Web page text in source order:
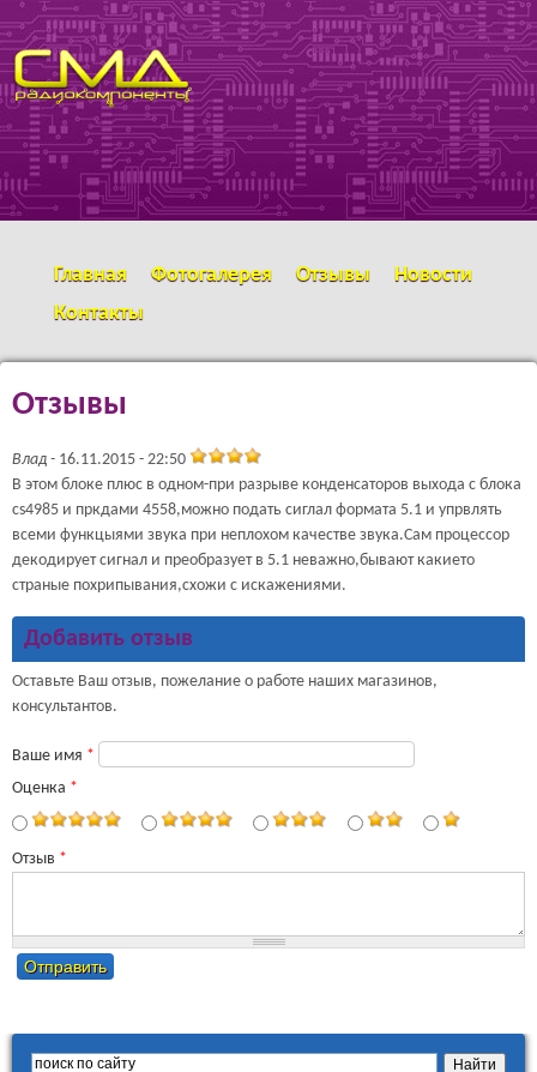
Перейти к основному
содержанию
SMD
РАДИОКОМПОНЕНТЫ
Главная Фотогалерея Отзывы
Новости
Контакты
Отзывы
Влад
16.11.2015 - 22:50
В этом блоке плюс в одном-при разрыве конденсаторов выхода с блока
cs4985 и пркдами 4558,можно подать сиглал формата 5.1 и упрвлять
всеми функцыями звука при неплохом качестве звука.Сам процессор
декодирует сигнал и преобразует в 5.1 неважно,бывают какието
страные похрипывания,схожи с искажениями.
Добавить отзыв
Оставьте Ваш отзыв, пожелание о работе наших магазинов,
консультантов.
a
i
Ваше имя *
Оценка *
Отзыв *
А
е